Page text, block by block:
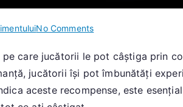
No Commentson
premiilor
evenimentului:
Premii
care jucătorii le pot câștiga prin
jucătorii își pot îmbunătăți
aceste recompense, este